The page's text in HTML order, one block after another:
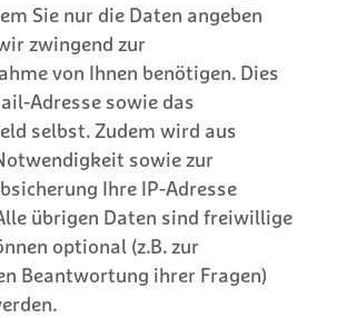
Sie nur die Daten angeben
zwingend zur
von Ihnen benötigen. Dies
Adresse sowie das
selbst. Zudem wird aus
sowie zur
Ihre IP-Adresse
übrigen Daten sind freiwillige
optional (z.B. zur
Beantwortung ihrer Fragen)